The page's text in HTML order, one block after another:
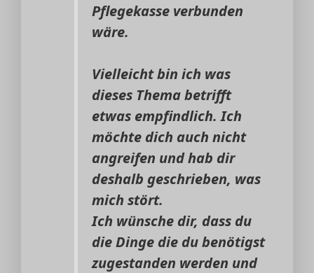
Pflegekasse verbunden
wäre.
Vielleicht bin ich was
dieses Thema betrifft
etwas empfindlich. Ich
möchte dich auch nicht
angreifen und hab dir
deshalb geschrieben, was
mich stört.
Ich wünsche dir, dass du
die Dinge die du benötigst
zugestanden werden und